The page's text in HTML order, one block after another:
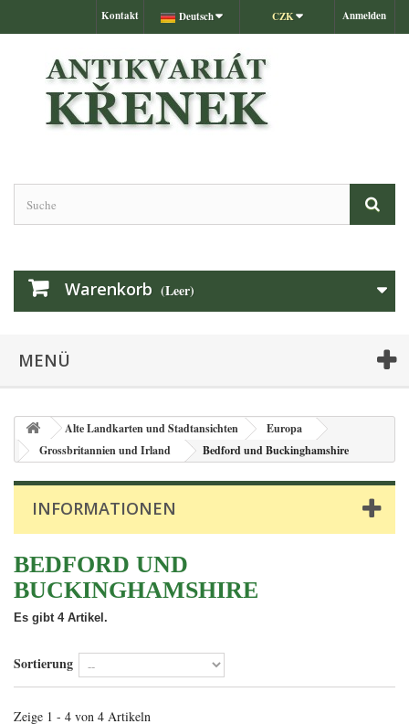
Anmelden
CZK
Deutsch
Kontakt
Warenkorb (Leer)
MENÜ
Alte Landkarten und Stadtansichten
Europa
Grossbritannien und Irland
Bedford und Buckinghamshire
INFORMATIONEN
BEDFORD UND
BUCKINGHAMSHIRE
Es gibt 4 Artikel.
Sortierung
Zeige 1 - 4 von 4 Artikeln